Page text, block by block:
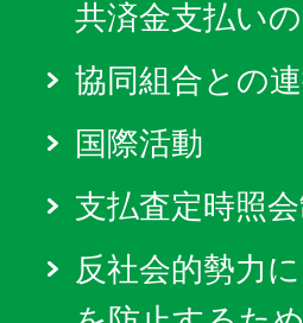
共済金支払い
協同組合との
国際活動
支払査定時照
反社会的勢力